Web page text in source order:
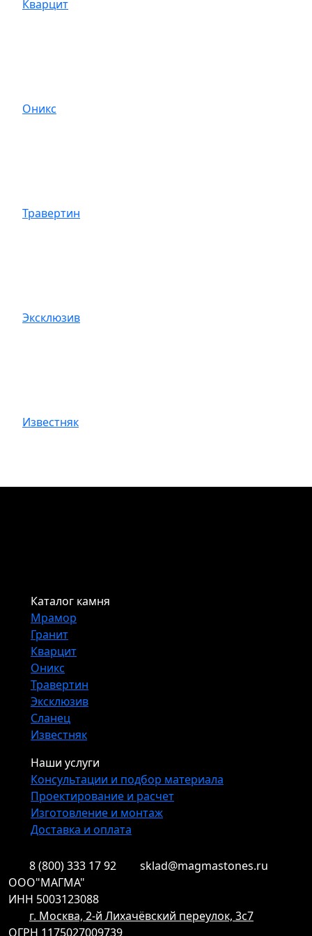
Кварцит
Оникс
Травертин
Эксклюзив
Известняк
Каталог камня
Мрамор
Гранит
Кварцит
Оникс
Травертин
Эксклюзив
Сланец
Известняк
Наши услуги
Консультации и подбор материала
Проектирование и расчет
Изготовление и монтаж
Доставка и оплата
8 (800) 333 17 92
sklad@magmastones.ru
ООО"МАГМА"
ИНН 5003123088
г. Москва, 2-й Лихачёвский переулок, 3с7
ОГРН 1175027009739